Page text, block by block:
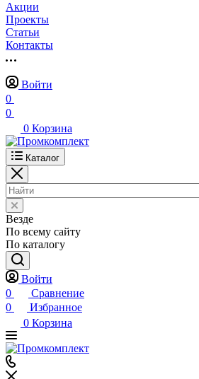
Акции
Проекты
Статьи
Контакты
Войти
0
0
0 Корзина
Каталог
Везде
По всему сайту
По каталогу
Войти
0
Сравнение
0
Избранное
0 Корзина